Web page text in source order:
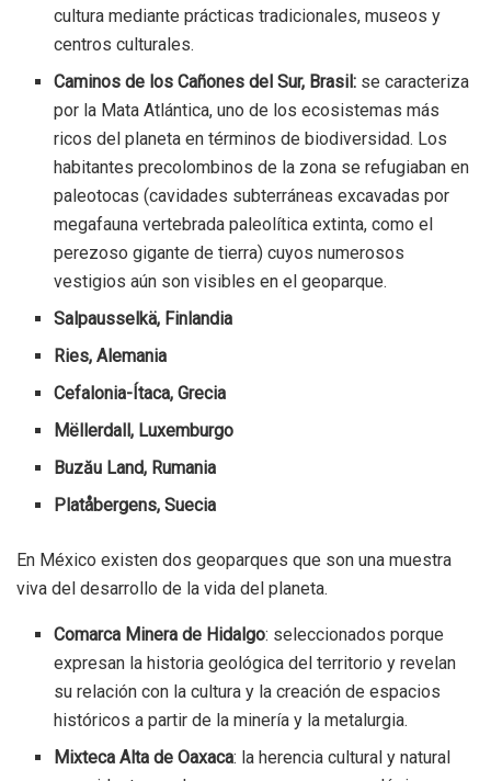
cultura mediante prácticas tradicionales, museos y
centros culturales.
Caminos de los Cañones del Sur, Brasil: se caracteriza
por la Mata Atlántica, uno de los ecosistemas más
ricos del planeta en términos de biodiversidad. Los
habitantes precolombinos de la zona se refugiaban en
paleotocas (cavidades subterráneas excavadas por
megafauna vertebrada paleolítica extinta, como el
perezoso gigante de tierra) cuyos numerosos
vestigios aún son visibles en el geoparque.
Salpausselkä, Finlandia
Ries, Alemania
Cefalonia-Ítaca, Grecia
Mëllerdall, Luxemburgo
Buzău Land, Rumania
Platåbergens, Suecia
En México existen dos geoparques que son una muestra
viva del desarrollo de la vida del planeta.
Comarca Minera de Hidalgo: seleccionados porque
expresan la historia geológica del territorio y revelan
su relación con la cultura y la creación de espacios
históricos a partir de la minería y la metalurgia.
Mixteca Alta de Oaxaca: la herencia cultural y natural